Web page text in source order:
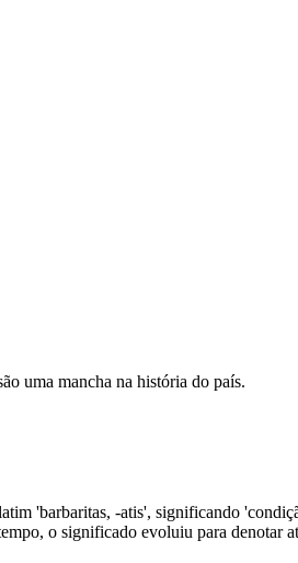
uma mancha na história do país.
'barbaritas, -atis', significando
o significado evoluiu para denotar